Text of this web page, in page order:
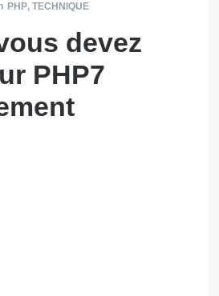
PHP, TECHNIQUE
devez
PHP7